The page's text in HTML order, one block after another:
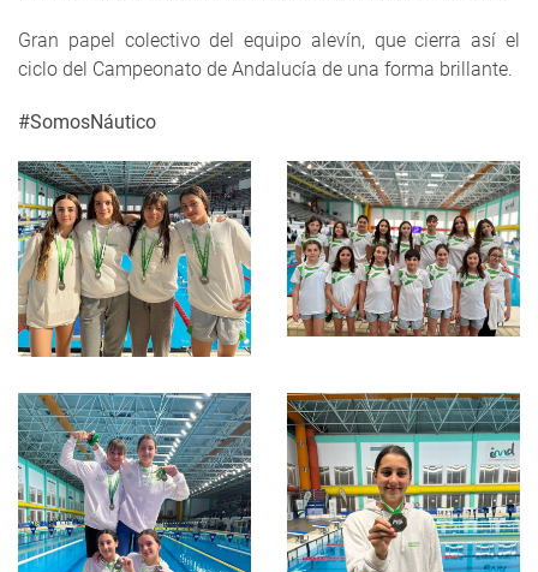
Gran papel colectivo del equipo alevín, que cierra así el
ciclo del Campeonato de Andalucía de una forma brillante.
#SomosNáutico